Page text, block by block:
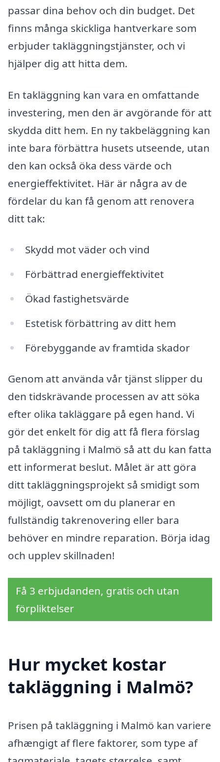
passar dina behov och din budget. Det
finns många skickliga hantverkare som
erbjuder takläggningstjänster, och vi
hjälper dig att hitta dem.
En takläggning kan vara en omfattande
investering, men den är avgörande för att
skydda ditt hem. En ny takbeläggning kan
inte bara förbättra husets utseende, utan
den kan också öka dess värde och
energieffektivitet. Här är några av de
fördelar du kan få genom att renovera
ditt tak:
Skydd mot väder och vind
Förbättrad energieffektivitet
Ökad fastighetsvärde
Estetisk förbättring av ditt hem
Förebyggande av framtida skador
Genom att använda vår tjänst slipper du
den tidskrävande processen av att söka
efter olika takläggare på egen hand. Vi
gör det enkelt för dig att få flera förslag
på takläggning i Malmö så att du kan fatta
ett informerat beslut. Målet är att göra
ditt takläggningsprojekt så smidigt som
möjligt, oavsett om du planerar en
fullständig takrenovering eller bara
behöver en mindre reparation. Börja idag
och upplev skillnaden!
Få 3 erbjudanden, gratis och utan
förpliktelser
Hur mycket kostar
takläggning i Malmö?
Prisen på takläggning i Malmö kan variere
afhængigt af flere faktorer, som type af